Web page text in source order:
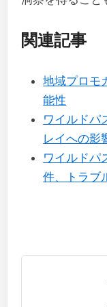
関連記事
地域プロモ
能性
ワイルドパ
レイへの影
ワイルドパ
件、トラブ